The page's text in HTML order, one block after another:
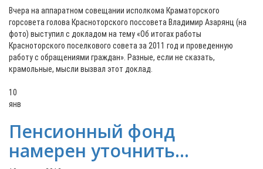
Вчера на аппаратном совещании исполкома Краматорского
горсовета голова Красноторского поссовета Владимир Азарянц (на
фото) выступил с докладом на тему «Об итогах работы
Красноторского поселкового совета за 2011 год и проведенную
работу с обращениями граждан». Разные, если не сказать,
крамольные, мысли вызвал этот доклад.
10
янв
Пенсионный фонд
намерен уточнить...